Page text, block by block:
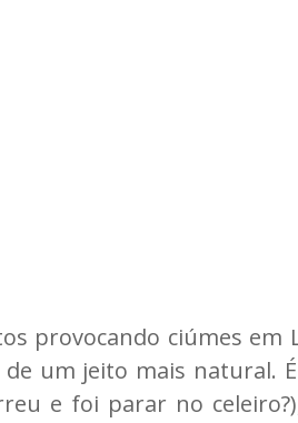
provocando ciúmes em
de um jeito mais natural.
e foi parar no